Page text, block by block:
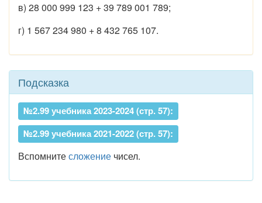
в) 28 000 999 123 + 39 789 001 789;
г) 1 567 234 980 + 8 432 765 107.
Подсказка
№2.99 учебника 2023-2024 (стр. 57):
№2.99 учебника 2021-2022 (стр. 57):
Вспомнитесложение чисел.